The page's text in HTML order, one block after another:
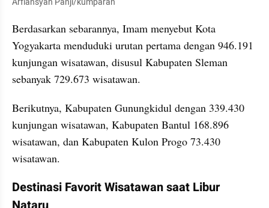
Berdasarkan sebarannya, Imam menyebut Kota
Yogyakarta menduduki urutan pertama dengan 946.191
kunjungan wisatawan, disusul Kabupaten Sleman
sebanyak 729.673 wisatawan.
Berikutnya, Kabupaten Gunungkidul dengan 339.430
kunjungan wisatawan, Kabupaten Bantul 168.896
wisatawan, dan Kabupaten Kulon Progo 73.430
wisatawan.
Destinasi Favorit Wisatawan saat Libur